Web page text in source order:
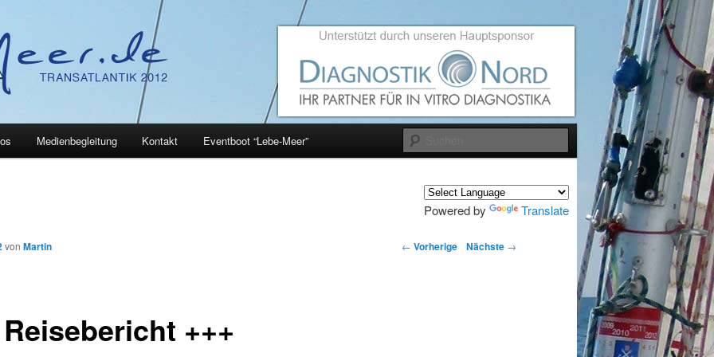
Suchen
Medienbegleitung Kontakt Eventboot “Lebe-Meer”
Powered by Translate
← Vorherige Nächste →
+++
von Martin